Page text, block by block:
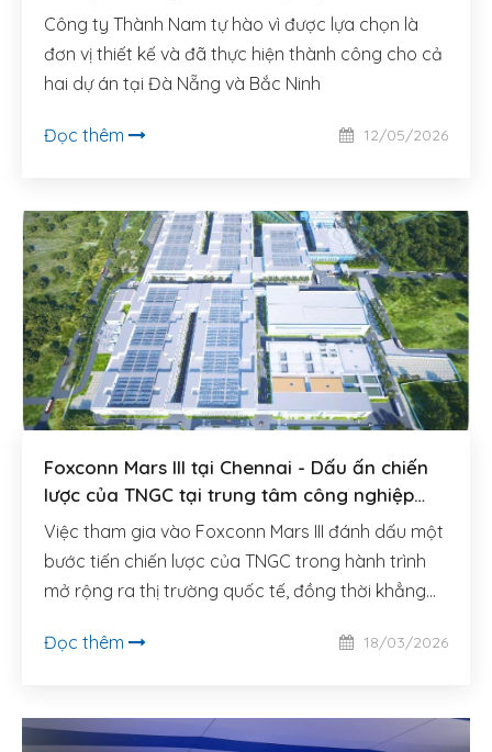
quy mô lớn tại Đà Nẵng và Bắc Ninh
Công ty Thành Nam tự hào vì được lựa chọn là
đơn vị thiết kế và đã thực hiện thành công cho cả
hai dự án tại Đà Nẵng và Bắc Ninh
Đọc thêm 12/05/2026
Foxconn Mars III tại Chennai - Dấu ấn chiến
lược của TNGC tại trung tâm công nghiệp
mới của châu Á
Việc tham gia vào Foxconn Mars III đánh dấu một
bước tiến chiến lược của TNGC trong hành trình
mở rộng ra thị trường quốc tế, đồng thời khẳng
Đọc thêm
18/03/2026